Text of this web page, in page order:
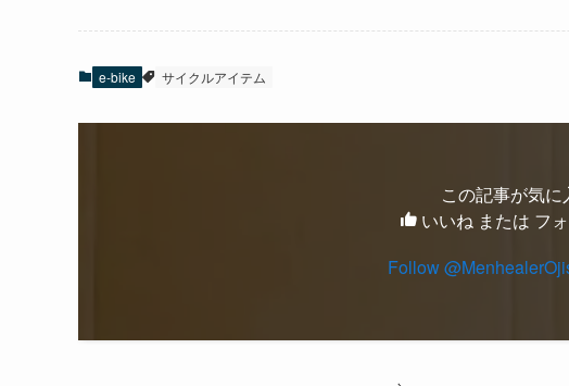
e-bike サイクルアイテム
この記事が気に
いいね または フ
Follow